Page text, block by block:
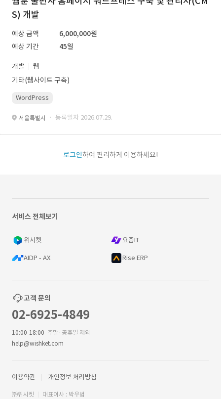
S) 개발
예상 금액
6,000,000원
예상 기간
45일
개발
웹
기타(웹사이트 구축)
WordPress
서울특별시 · 등록일자 2026.07.29.
로그인하여 편리하게 이용하세요!
서비스 전체보기
위시켓 요즘IT
AIDP - AX Rise ERP
고객 문의
02-6925-4849
10:00-18:00 주말·공휴일 제외
help@wishket.com
이용약관 개인정보 처리방침
㈜위시켓 대표이사 : 박우범